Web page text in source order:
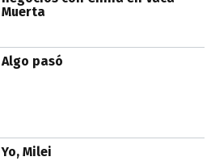
Muerta
Algo pasó
Yo, Milei